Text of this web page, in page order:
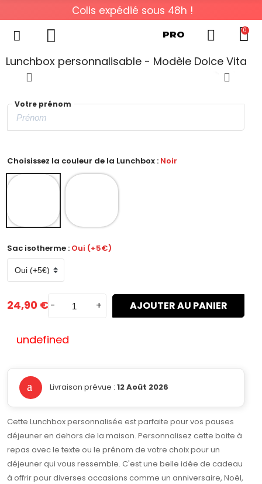
Colis expédié sous 48h !
PRO 0
Lunchbox personnalisable - Modèle Dolce Vita
Votre prénom
Choisissez la couleur de la Lunchbox : Noir
Sac isotherme : Oui (+5€)
24,90 € - + AJOUTER AU PANIER
undefined
Livraison prévue : 12 Août 2026
Cette Lunchbox personnalisée est parfaite pour vos pauses
déjeuner en dehors de la maison. Personnalisez cette boite à
repas avec le texte ou le prénom de votre choix pour un
déjeuner qui vous ressemble. C'est une belle idée de cadeau
à offrir pour diverses occasions comme un anniversaire, Noël,